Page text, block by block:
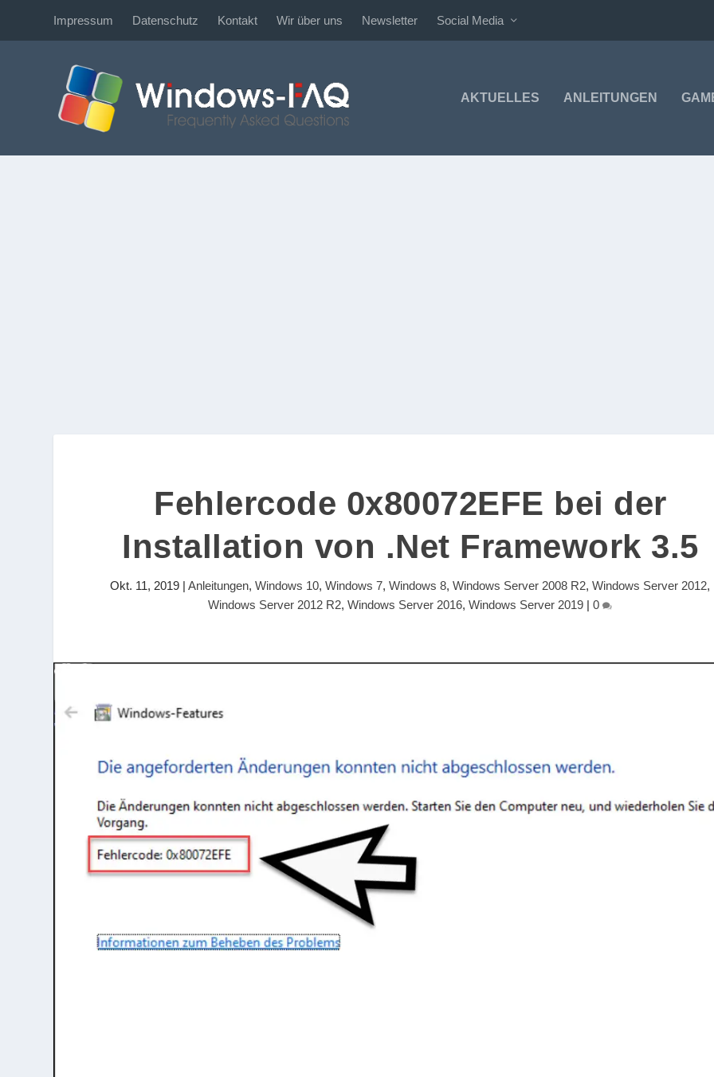
Impressum Datenschutz Kontakt Wir über uns Newsletter Social Media
AKTUELLES ANLEITUNGEN
Fehlercode 0x80072EFE bei der
Installation von .Net Framework 3.5
Okt. 11, 2019 |Anleitungen,Windows 10,Windows 7,Windows 8,Windows Server 2008 R2,Windows Server 2012,
Windows Server 2012 R2,Windows Server 2016,Windows Server 2019 |0